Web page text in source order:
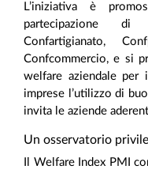
L’iniziativa è
partecipazione di
Confartigianato,
Confcommercio, e si
welfare aziendale per
imprese l’utilizzo di
invita le aziende
Un osservatorio
Il Welfare Index PMI